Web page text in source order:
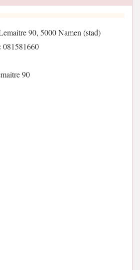
90, 5000 Namen (stad)
081581660
90